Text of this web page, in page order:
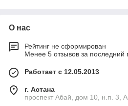
до двух лет. В Казахстане
всеми видами транспорта.
О нас
Рейтинг не сформирован
Менее 5 отзывов за последний
Работает с 12.05.2013
г. Астана
проспект Абай, дом 10, н.п. 3,